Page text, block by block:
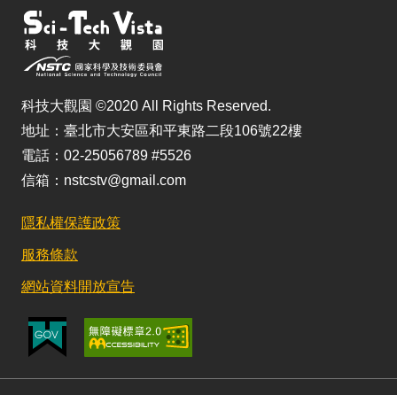
科技大觀園 ©2020 All Rights Reserved.
地址：臺北市大安區和平東路二段106號22樓
電話：02-25056789 #5526
信箱：nstcstv@gmail.com
隱私權保護政策
服務條款
網站資料開放宣告